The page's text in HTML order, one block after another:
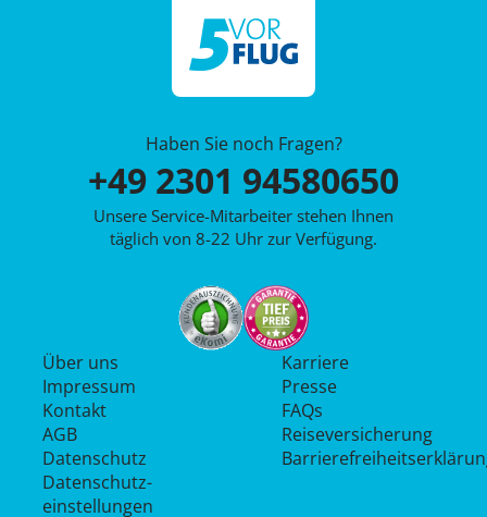
Haben Sie noch Fragen?
+49 2301 94580650
Unsere Service-Mitarbeiter stehen Ihnen
täglich von 8-22 Uhr zur Verfügung.
Über uns
Impressum
Kontakt
AGB
Datenschutz
Datenschutz­
einstellungen
Karriere
Presse
FAQs
Reiseversicherung